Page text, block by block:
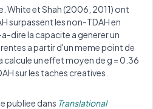
White et Shah (2006, 2011) ont
surpassent les non-TDAH en
a-dire la capacite a generer un
a partir d'un meme point de
calcule un effet moyen de g = 0.36
sur les taches creatives.
publiee dans Translational